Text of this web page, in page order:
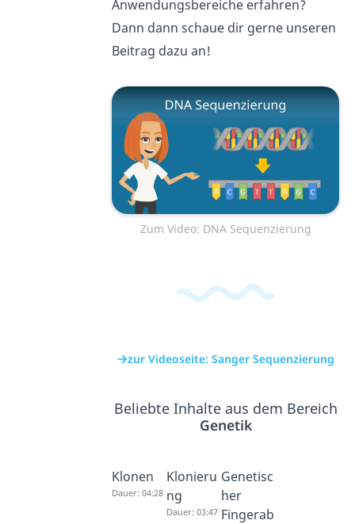
Anwendungsbereiche erfahren?
Dann dann schaue dir gerne unseren
Beitrag dazu an!
Zum Video: DNA Sequenzierung
zur Videoseite: Sanger Sequenzierung
Beliebte Inhalte aus dem Bereich
Genetik
Klonen
Dauer: 04:28
Klonieru
ng
Dauer: 03:47
Genetisc
her
Fingerab